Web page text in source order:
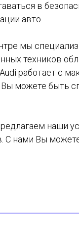
в
авто.
мы
техников
работает с
Вы можете быть
наши
С нами Вы